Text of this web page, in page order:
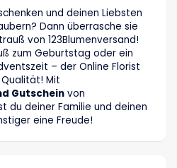
und deinen Liebsten
Dann überrasche sie
von 123Blumenversand!
zum Geburtstag oder ein
– der Online Florist
Mit
Gutschein von
du deiner Familie und deinen
eine Freude!